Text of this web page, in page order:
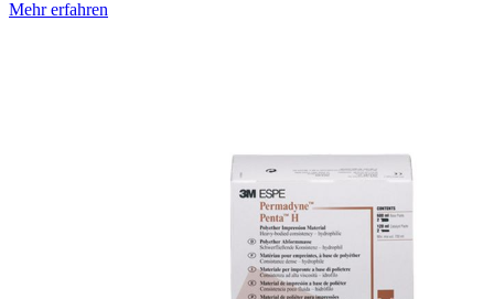
Mehr erfahren